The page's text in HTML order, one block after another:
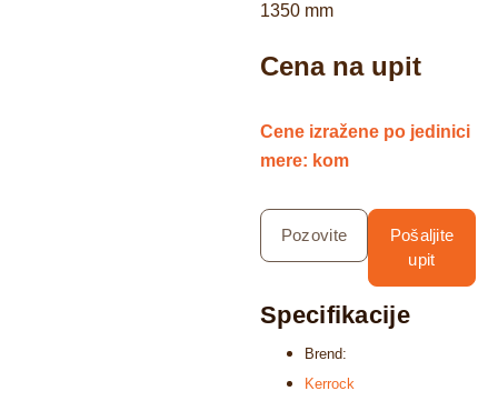
1350 mm
Cena na upit
Cene izražene po jedinici
mere: kom
Pozovite
Pošaljite
upit
Specifikacije
Brend:
Kerrock